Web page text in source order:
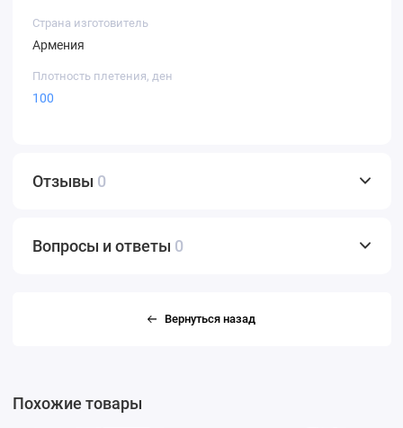
Страна изготовитель
Армения
Плотность плетения, ден
100
Отзывы 0
Вопросы и ответы 0
Вернуться назад
Похожие товары